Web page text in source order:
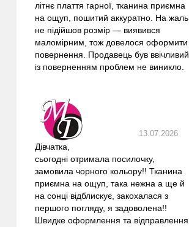
літнє плаття гарної, тканина приємна
на ощуп, пошитий аккуратно. На жаль,
не підійшов розмір — виявився
маломірним, тож довелося оформити
повернення. Продавець був ввічливий,
із поверненням проблем не виникло.
13.07.2026
Дівчатка,
сьогодні отримала посилочку,
замовила чорного кольору!! Тканина
приємна на ощуп, така нежна а ще й
на сонці відблискує, закохалася з
першого погляду, я задоволена!!
Швидке оформлення та відправлення